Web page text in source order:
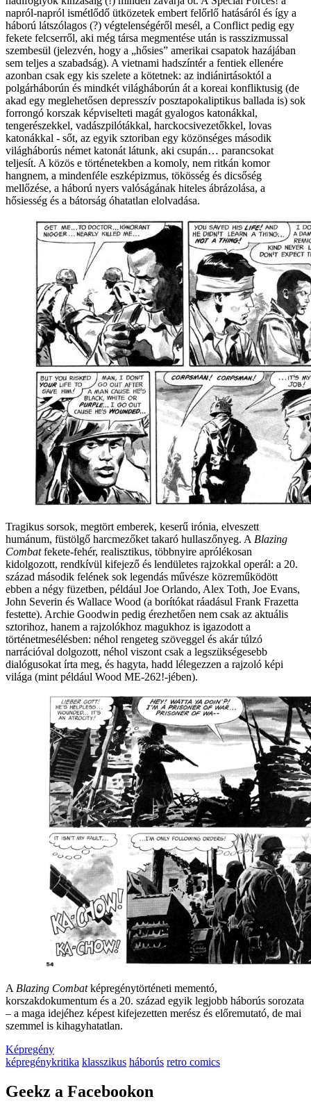
napról-napról ismétlődő ütközetek embert felőrlő hatásáról és így a
háború látszólagos (?) végtelenségéről mesél, a Conflict pedig egy
fekete felcserről, aki még társa megmentése után is rasszizmussal
szembesül (jelezvén, hogy a „hősies” amerikai csapatok hazájában
sem teljes a szabadság). A vietnami hadszíntér a fentiek ellenére
azonban csak egy kis szelete a kötetnek: az indiánirtásoktól a
polgárháborún és mindkét világháborún át a koreai konfliktusig (de
akad egy meglehetősen depresszív posztapokaliptikus ballada is) sok
forrongó korszak képviselteti magát gyalogos katonákkal,
tengerészekkel, vadászpilótákkal, harckocsivezetőkkel, lovas
katonákkal - sőt, az egyik sztoriban egy közönséges második
világháborús német katonát látunk, aki csupán… parancsokat
teljesít. A közös e történetekben a komoly, nem ritkán komor
hangnem, a mindenféle eszképizmus, tökösség és dicsőség
mellőzése, a háború nyers valóságának hiteles ábrázolása, a
hősiesség és a bátorság óhatatlan elolvadása.
Tragikus sorsok, megtört emberek, keserű irónia, elveszett
humánum, füstölgő harcmezőket takaró hullaszőnyeg. A Blazing
Combatfekete-fehér, realisztikus, többnyire aprólékosan
kidolgozott, rendkívül kifejező és lendületes rajzokkal operál: a 20.
század második felének sok legendás művésze közreműködött
ebben a négy füzetben, például Joe Orlando, Alex Toth, Joe Evans,
John Severin és Wallace Wood (a borítókat ráadásul Frank Frazetta
festette). Archie Goodwin pedig érezhetően nem csak az aktuális
sztorihoz, hanem a rajzolókhoz magukhoz is igazodott a
történetmesélésben: néhol rengeteg szöveggel és akár túlzó
narrációval dolgozott, néhol viszont csak a legszükségesebb
dialógusokat írta meg, és hagyta, hadd lélegezzen a rajzoló képi
világa (mint például Wood ME-262!-jében).
A Blazing Combatképregénytörténeti mementó,
korszakdokumentum és a 20. század egyik legjobb háborús sorozata
– a maga idejéhez képest kifejezetten merész és előremutató, de mai
szemmel is kihagyhatatlan.
Képregény
képregénykritika klasszikus háborús retro comics
Geekz a Facebookon